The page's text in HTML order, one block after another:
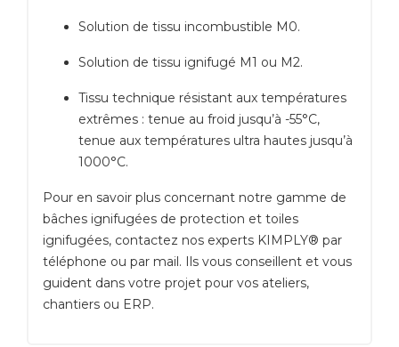
Solution de tissu incombustible M0.
Solution de tissu ignifugé M1 ou M2.
Tissu technique résistant aux températures
extrêmes : tenue au froid jusqu’à -55°C,
tenue aux températures ultra hautes jusqu’à
1000°C.
Pour en savoir plus concernant notre gamme de
bâches ignifugées de protection et toiles
ignifugées, contactez nos experts KIMPLY® par
téléphone ou par mail. Ils vous conseillent et vous
guident dans votre projet pour vos ateliers,
chantiers ou ERP.